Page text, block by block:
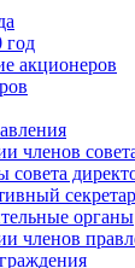
год
акционеров
членов
совета
органы
членов